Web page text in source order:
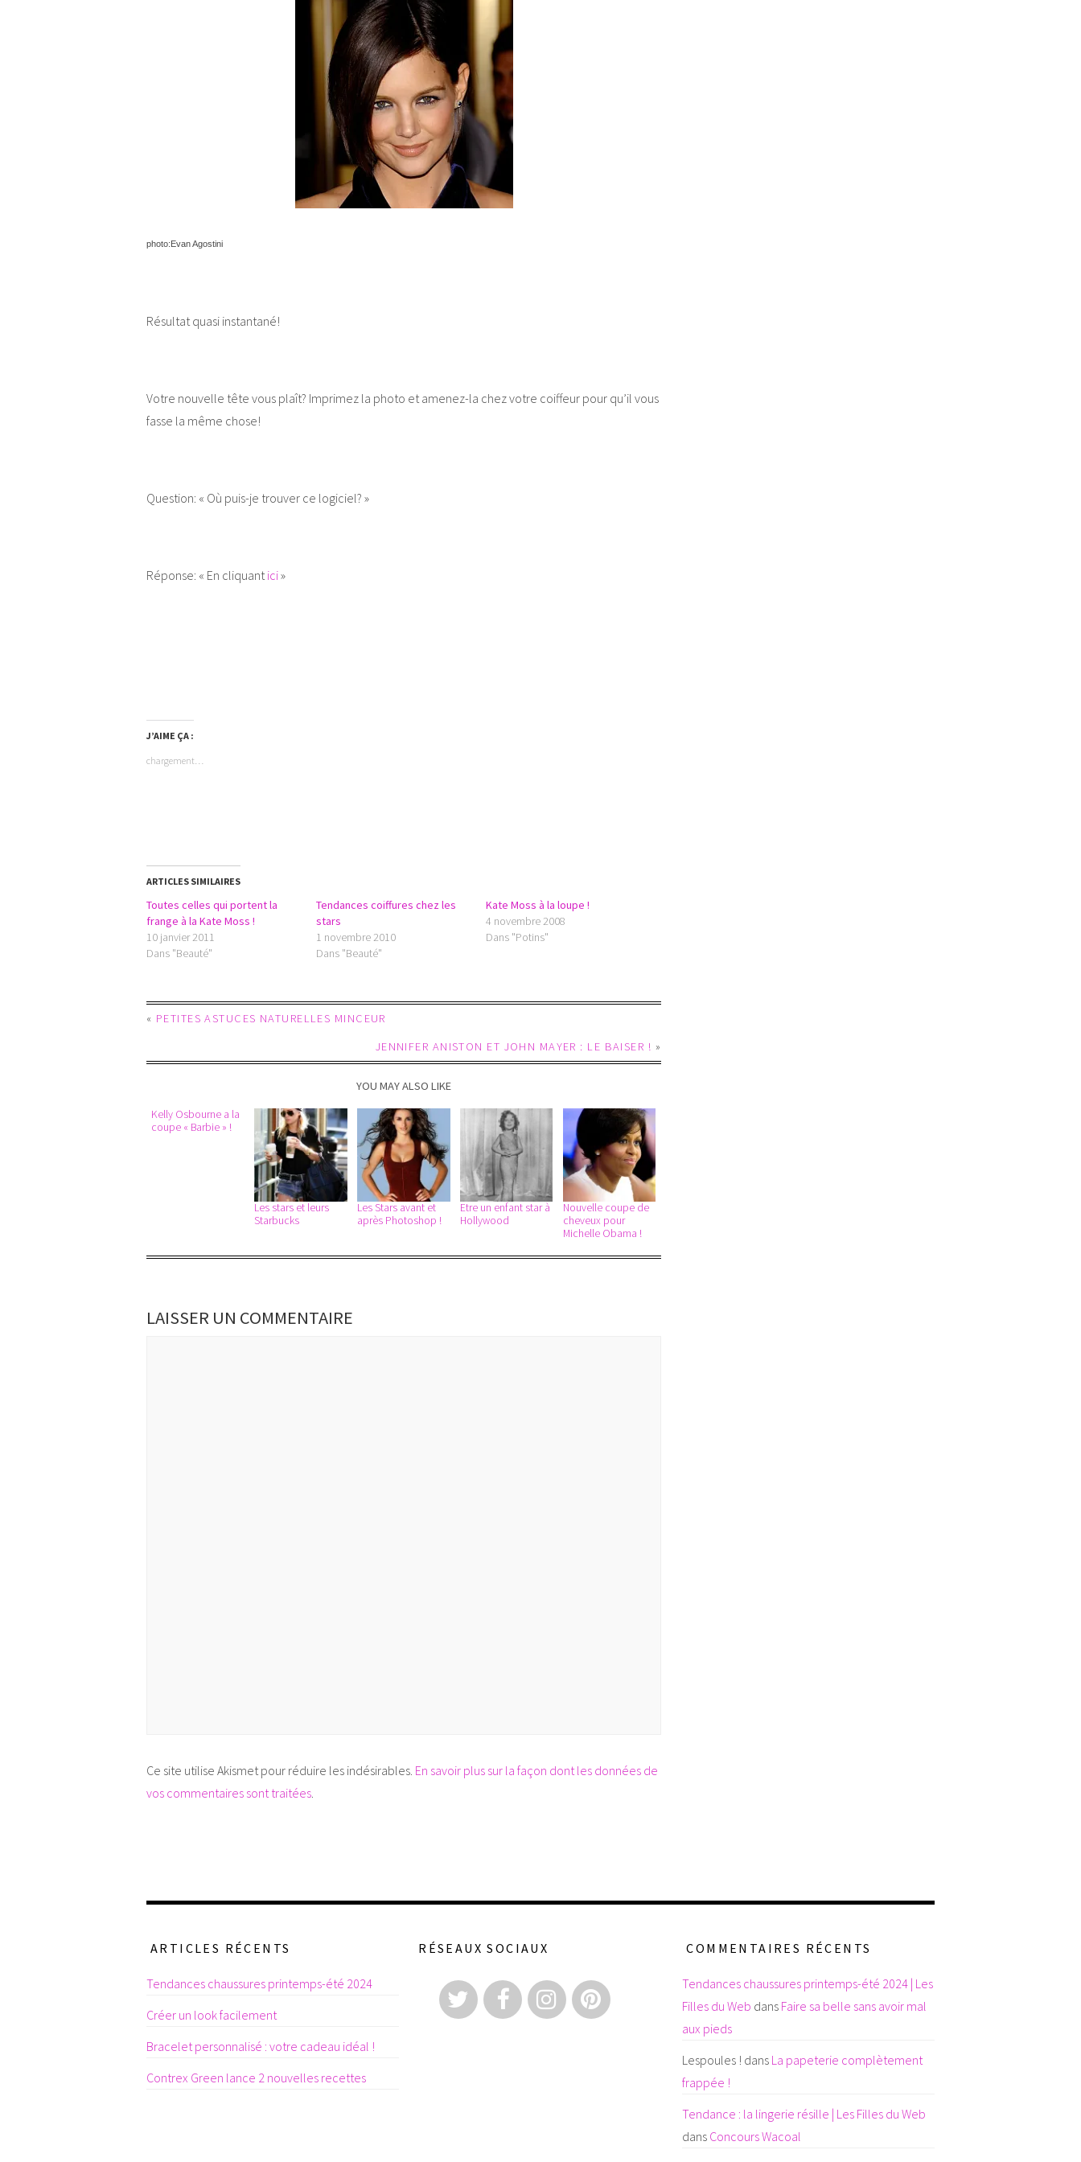
photo:Evan Agostini
Résultat quasi instantané!
Votre nouvelle tête vous plaît? Imprimez la photo et amenez-la chez votre coiffeur pour qu’il vous
fasse la même chose!
Question: « Où puis-je trouver ce logiciel? »
Réponse: « En cliquantici»
J’AIME ÇA :
chargement…
ARTICLES SIMILAIRES
Toutes celles qui portent la
frange à la Kate Moss !
10 janvier 2011
Dans "Beauté"
Tendances coiffures chez les
stars
1 novembre 2010
Dans "Beauté"
Kate Moss à la loupe !
4 novembre 2008
Dans "Potins"
« PETITES ASTUCES NATURELLES MINCEUR
JENNIFER ANISTON ET JOHN MAYER : LE BAISER ! »
YOU MAY ALSO LIKE
Kelly Osbourne a la
coupe « Barbie » !
Les stars et leurs
Starbucks
Les Stars avant et
après Photoshop !
Etre un enfant star à
Hollywood
Nouvelle coupe de
cheveux pour
Michelle Obama !
LAISSER UN COMMENTAIRE
Ce site utilise Akismet pour réduire les indésirables. En savoir plus sur la façon dont les données de
vos commentaires sont traitées
ARTICLES RÉCENTS
Tendances chaussures printemps-été 2024
Créer un look facilement
Bracelet personnalisé : votre cadeau idéal !
Contrex Green lance 2 nouvelles recettes
RÉSEAUX SOCIAUX COMMENTAIRES RÉCENTS
Tendances chaussures printemps-été 2024 | Les
Filles du Web dans Faire sa belle sans avoir mal
aux pieds
Lespoules ! dans La papeterie complètement
frappée !
Tendance : la lingerie résille | Les Filles du Web
dans Concours Wacoal